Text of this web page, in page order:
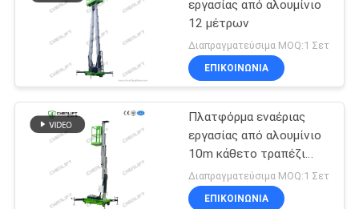
εργασίας από αλουμίνιο
12 μέτρων
Διαπραγματεύσιμα MOQ:1 Σετ
ΕΠΙΚΟΙΝΩΝΙΑ
Πλατφόρμα εναέριας
εργασίας από αλουμίνιο
10m κάθετο τραπέζι
ανύψωσης με ένα μίσθο
Διαπραγματεύσιμα MOQ:1 Σετ
ΕΠΙΚΟΙΝΩΝΙΑ